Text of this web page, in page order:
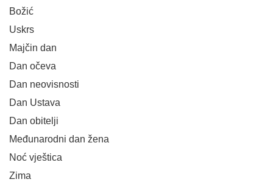
Božić
Uskrs
Majčin dan
Dan očeva
Dan neovisnosti
Dan Ustava
Dan obitelji
Međunarodni dan žena
Noć vještica
Zima